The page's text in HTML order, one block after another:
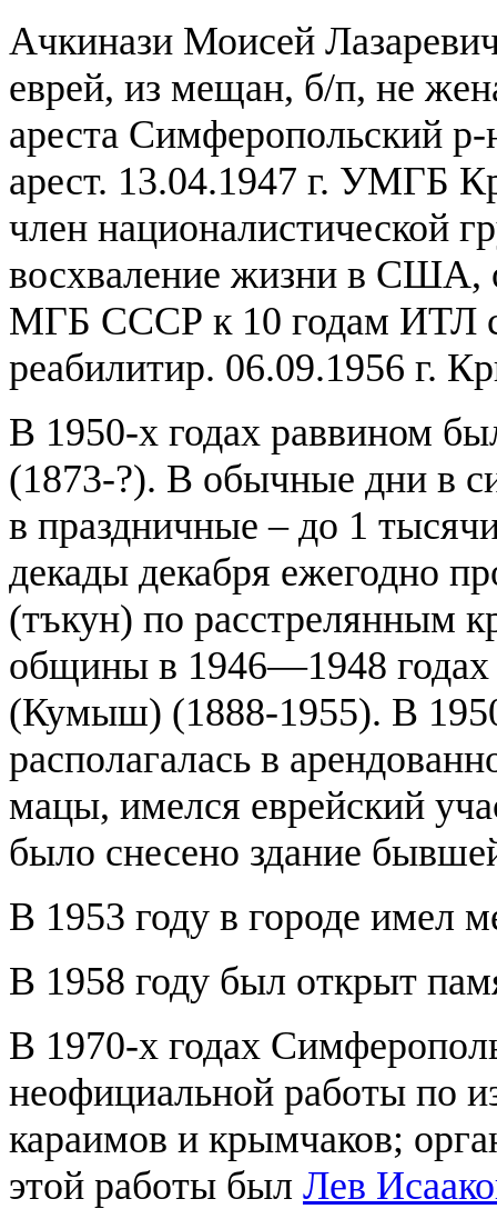
Ачкинази Моисей
еврей, из мещан, б/п, не
ареста Симферопольский
арест. 13.04.1947 г. УМГБ
член националистической
восхваление жизни в США,
МГБ СССР к 10 годам ИТЛ
реабилитир. 06.09.1956 г.
В 1950-х годах раввином
(1873-?). В обычные дни в
в праздничные – до 1
декады декабря ежегодно
(тъкун) по расстрелянным
общины в 1946—1948
(Кумыш) (1888-1955). В
располагалась в
мацы, имелся еврейский
было снесено здание
В 1953 году в городе имел
В 1958 году был открыт
В 1970-х годах
неофициальной работы по
караимов и крымчаков;
этой работы был Лев